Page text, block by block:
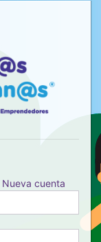
Nueva cuenta